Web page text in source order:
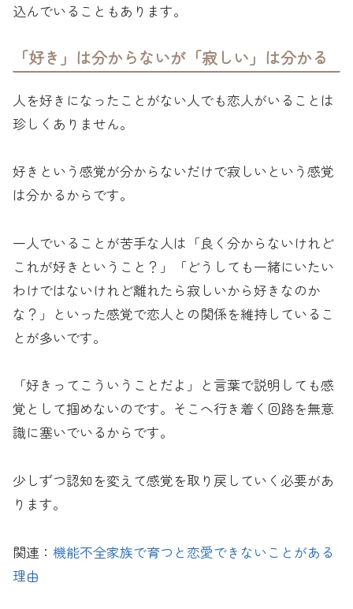
込んでいることもあります。
「好き」は分からないが「寂しい」は分かる
人を好きになったことがない人でも恋人がいることは
珍しくありません。
好きという感覚が分からないだけで寂しいという感覚
は分かるからです。
一人でいることが苦手な人は「良く分からないけれど
これが好きということ？」「どうしても一緒にいたい
わけではないけれど離れたら寂しいから好きなのか
な？」といった感覚で恋人との関係を維持しているこ
とが多いです。
「好きってこういうことだよ」と言葉で説明しても感
覚として掴めないのです。そこへ行き着く回路を無意
識に塞いでいるからです。
少しずつ認知を変えて感覚を取り戻していく必要があ
ります。
関連： 機能不全家族で育つと恋愛できないことがある
理由